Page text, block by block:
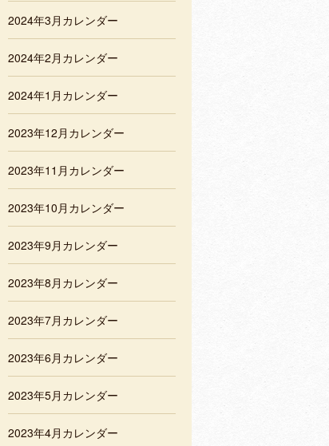
2024年3月カレンダー
2024年2月カレンダー
2024年1月カレンダー
2023年12月カレンダー
2023年11月カレンダー
2023年10月カレンダー
2023年9月カレンダー
2023年8月カレンダー
2023年7月カレンダー
2023年6月カレンダー
2023年5月カレンダー
2023年4月カレンダー